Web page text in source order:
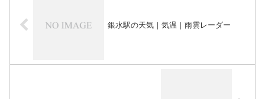
銀水駅の天気｜気温｜雨雲レーダー